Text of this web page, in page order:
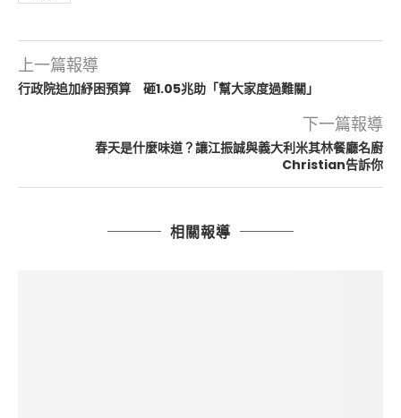
上一篇報導
行政院追加紓困預算 砸1.05兆助「幫大家度過難關」
下一篇報導
春天是什麼味道？讓江振誠與義大利米其林餐廳名廚
Christian告訴你
相關報導